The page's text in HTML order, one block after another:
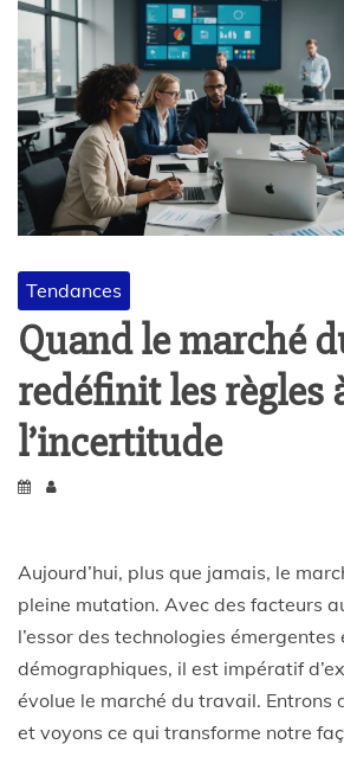
Tendances
Quand le marché
redéfinit les règles
l’incertitude
Aujourd’hui, plus que jamais, le
pleine mutation. Avec des facteurs
l’essor des technologies
démographiques, il est impératif
évolue le marché du travail. Entrons
et voyons ce qui transforme notre